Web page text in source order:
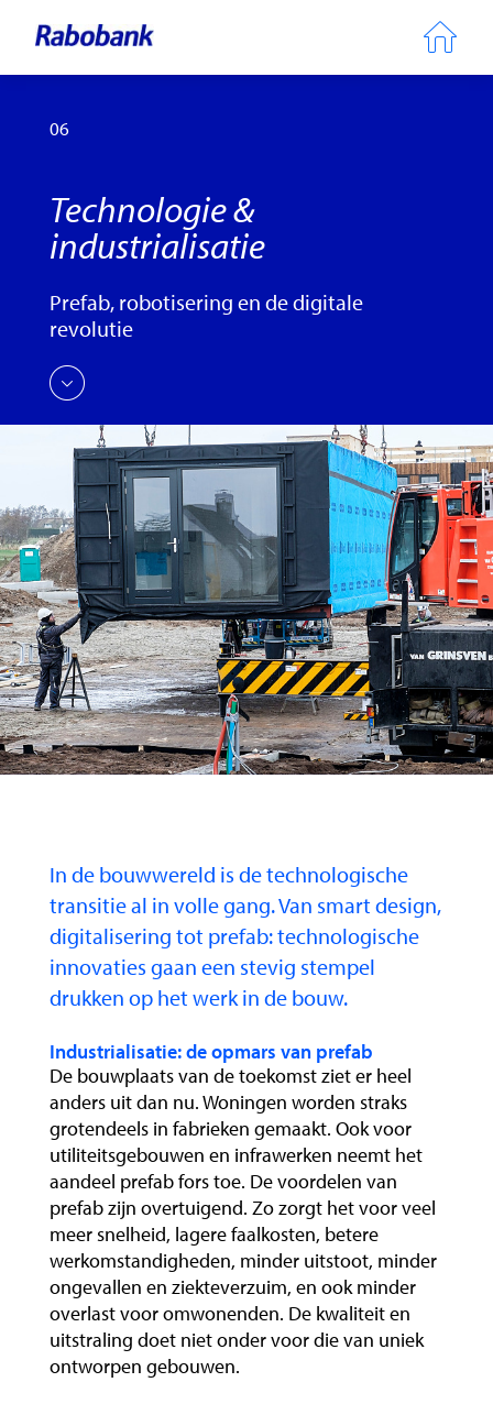
06
Technologie &
industrialisatie
Prefab, robotisering en de digitale
revolutie
In de bouwwereld is de technologische
transitie al in volle gang. Van smart design,
digitalisering tot prefab: technologische
innovaties gaan een stevig stempel
drukken op het werk in de bouw.
Industrialisatie: de opmars van prefab
De bouwplaats van de toekomst ziet er heel
anders uit dan nu. Woningen worden straks
grotendeels in fabrieken gemaakt. Ook voor
utiliteitsgebouwen en infrawerken neemt het
aandeel prefab fors toe. De voordelen van
prefab zijn overtuigend. Zo zorgt het voor veel
meer snelheid, lagere faalkosten, betere
werkomstandigheden, minder uitstoot, minder
ongevallen en ziekteverzuim, en ook minder
overlast voor omwonenden. De kwaliteit en
uitstraling doet niet onder voor die van uniek
ontworpen gebouwen.